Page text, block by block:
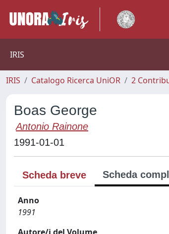
IRIS
IRIS Catalogo Ricerca UniOR 2
Boas George
Antonio Rainone
1991-01-01
Scheda breve Scheda
Anno
1991